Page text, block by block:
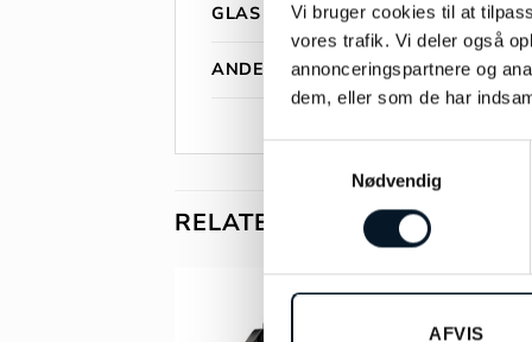
Vi bruger cookies til at
vores trafik. Vi deler også
annonceringspartnere og
dem, eller som de har
Samtykkevalg
Nødvendig
AFVIS
GLAS
ANDET INFO
RELATEREDE VARER